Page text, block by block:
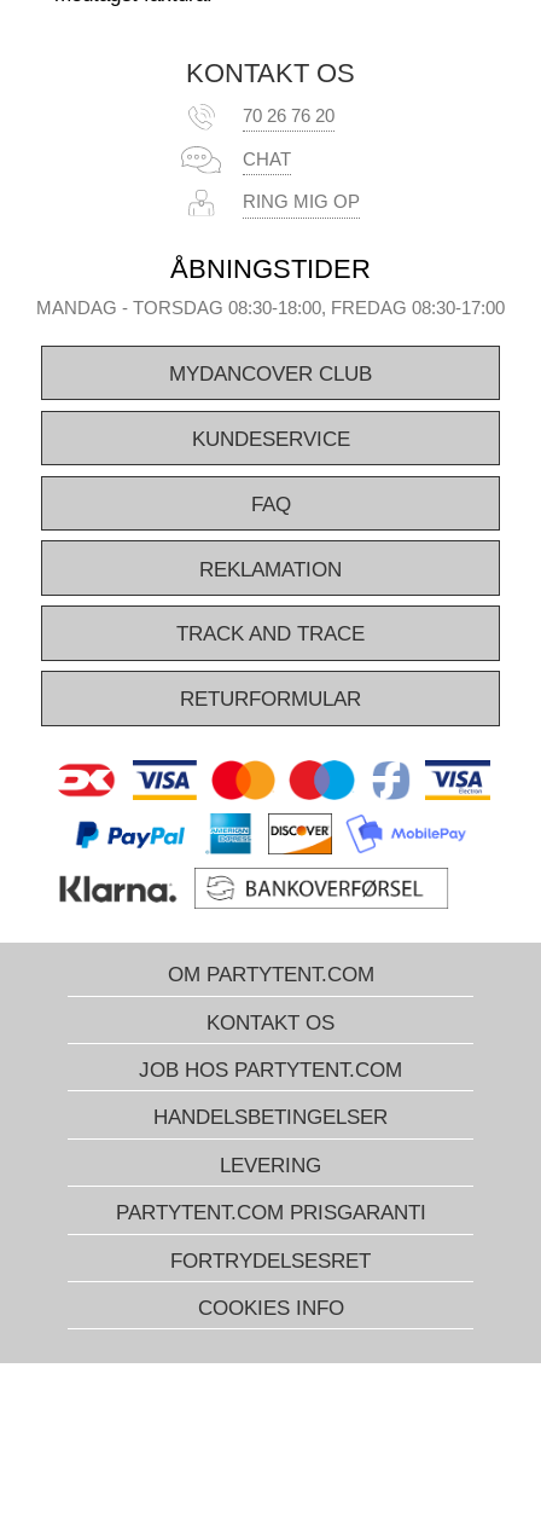
KONTAKT OS
70 26 76 20
CHAT
RING MIG OP
ÅBNINGSTIDER
MANDAG - TORSDAG 08:30-18:00, FREDAG 08:30-17:00
MYDANCOVER CLUB
KUNDESERVICE
FAQ
REKLAMATION
TRACK AND TRACE
RETURFORMULAR
OM PARTYTENT.COM
KONTAKT OS
JOB HOS PARTYTENT.COM
HANDELSBETINGELSER
LEVERING
PARTYTENT.COM PRISGARANTI
FORTRYDELSESRET
COOKIES INFO